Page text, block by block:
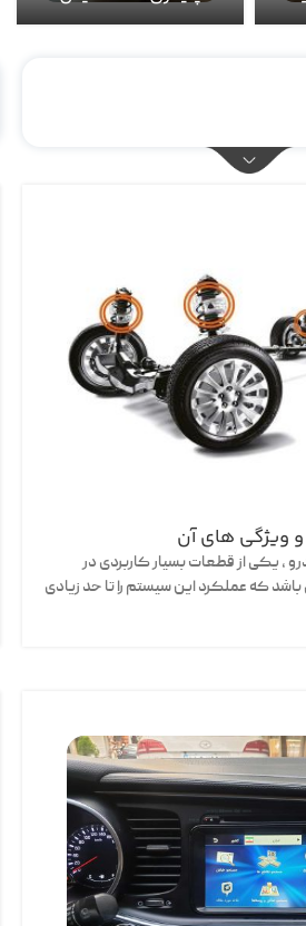
ویژگی های آن
، یکی از قطعات بسیار کاربردی در
که عملکرد این سیستم را تا حد زیادی